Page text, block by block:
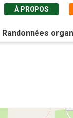
À PROPOS
Randonnées